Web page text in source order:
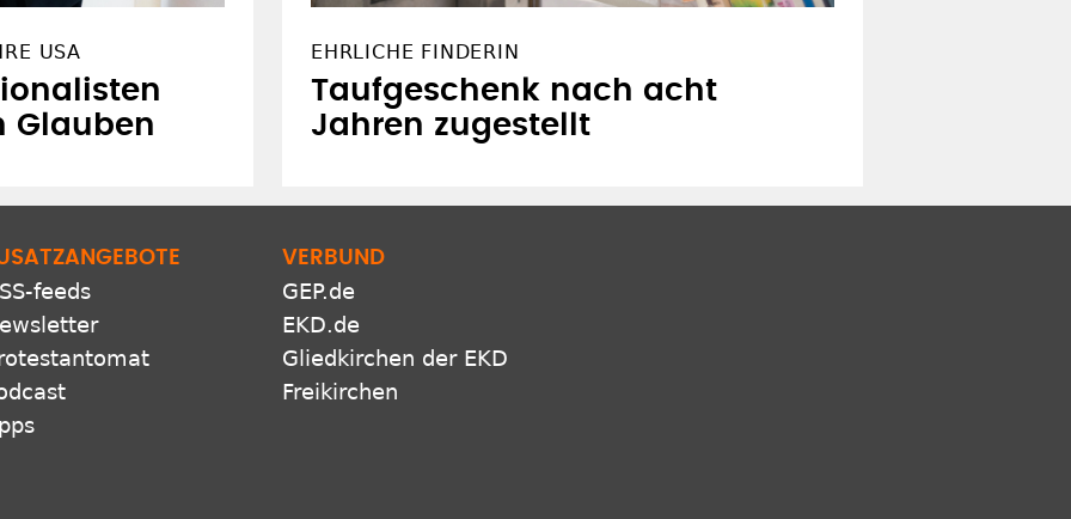
USA
Glauben
EHRLICHE FINDERIN
Taufgeschenk nach acht
Jahren zugestellt
feeds
VERBUND
GEP.de
EKD.de
Gliedkirchen der EKD
Freikirchen